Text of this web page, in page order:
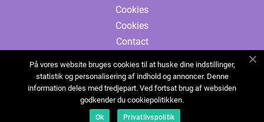
Cookies
Cookies
Contact
Sitemap
Sitemap
Ads
På vores website bruges cookies til at huske dine indstillinger,
statistik og personalisering af indhold og annoncer. Denne
information deles med tredjepart. Ved fortsat brug af websiden
godkender du cookiepolitikken.
Ok Privatlivspolitik